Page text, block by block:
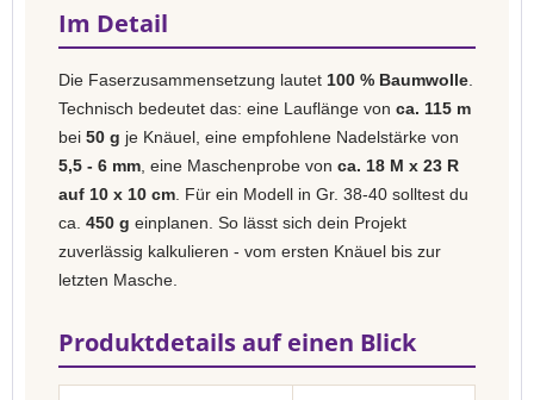
Im Detail
Die Faserzusammensetzung lautet 100 % Baumwolle
Technisch bedeutet das: eine Lauflänge von ca. 115 m
bei 50 g je Knäuel, eine empfohlene Nadelstärke von
5,5 - 6 mm , eine Maschenprobe von ca. 18 M x 23 R
auf 10 x 10 cm . Für ein Modell in Gr. 38-40 solltest du
ca. 450 g einplanen. So lässt sich dein Projekt
zuverlässig kalkulieren - vom ersten Knäuel bis zur
letzten Masche.
Produktdetails auf einen Blick